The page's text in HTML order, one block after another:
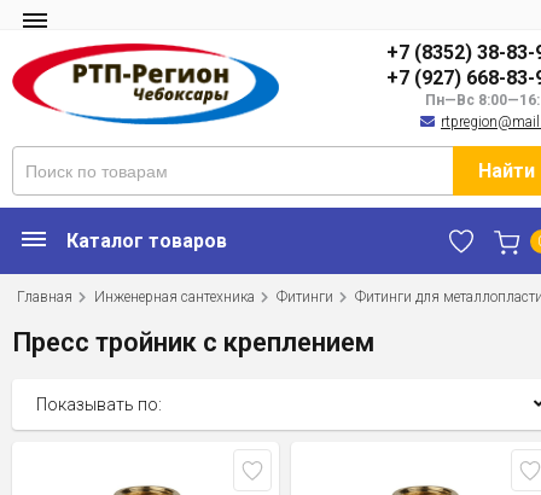
+7 (8352) 38-83-
+7 (927) 668-83-
Пн—Вс
Найти
Каталог товаров
Главная Инженерная сантехника Фитинги Фитинги для
Пресс тройник с креплением
Показывать по: